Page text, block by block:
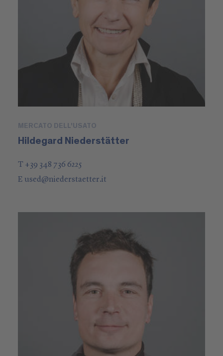
MERCATO DELL'USATO
Hildegard Niederstätter
T +39 348 736 6225
E used@niederstaetter.it